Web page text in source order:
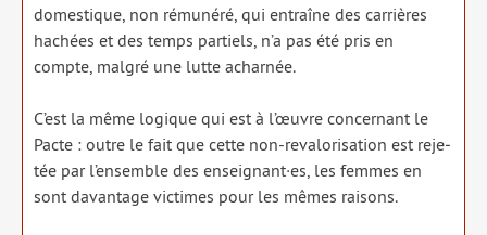
domes­tique, non rému­né­ré, qui entraîne des car­rières
hachées et des temps par­tiels, n’a pas été pris en
compte, mal­gré une lutte achar­née.
C’est la même logique qui est à l’œuvre concer­nant le
Pacte : outre le fait que cette non-reva­lo­ri­sa­tion est reje­
tée par l’ensemble des enseignant·es, les femmes en
sont davan­tage vic­times pour les mêmes rai­sons.